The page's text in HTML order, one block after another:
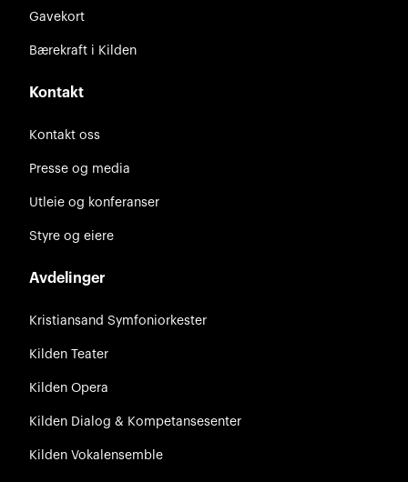
Gavekort
Bærekraft i Kilden
Kontakt
Kontakt oss
Presse og media
Utleie og konferanser
Styre og eiere
Avdelinger
Kristiansand Symfoniorkester
Kilden Teater
Kilden Opera
Kilden Dialog & Kompetansesenter
Kilden Vokalensemble